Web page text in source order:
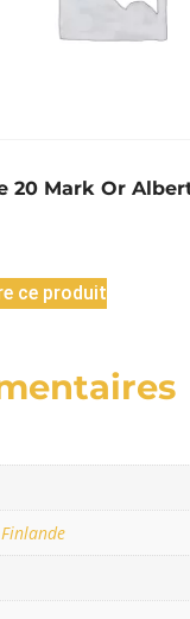
20 Mark Or
ce produit